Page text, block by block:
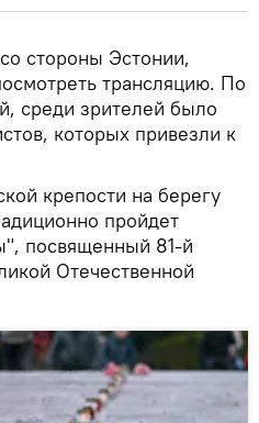
стороны Эстонии,
трансляцию. По
среди зрителей было
которых привезли к
крепости на берегу
пройдет
посвященный 81-й
Отечественной